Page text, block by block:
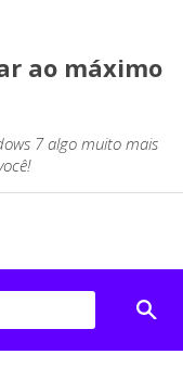
ao máximo
7 algo muito mais